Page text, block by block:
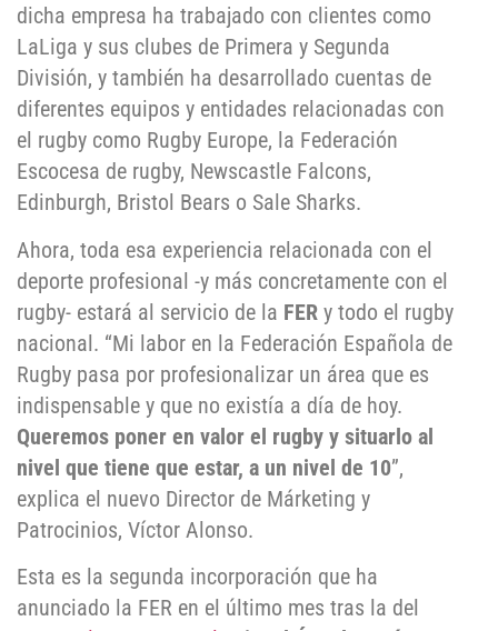
dicha empresa ha trabajado con clientes como
LaLiga y sus clubes de Primera y Segunda
División, y también ha desarrollado cuentas de
diferentes equipos y entidades relacionadas con
el rugby como Rugby Europe, la Federación
Escocesa de rugby, Newscastle Falcons,
Edinburgh, Bristol Bears o Sale Sharks.
Ahora, toda esa experiencia relacionada con el
deporte profesional -y más concretamente con el
rugby- estará al servicio de la FER y todo el rugby
nacional. “Mi labor en la Federación Española de
Rugby pasa por profesionalizar un área que es
indispensable y que no existía a día de hoy.
Queremos poner en valor el rugby y situarlo al
nivel que tiene que estar, a un nivel de 10”,
explica el nuevo Director de Márketing y
Patrocinios, Víctor Alonso.
Esta es la segunda incorporación que ha
anunciado la FER en el último mes tras la del